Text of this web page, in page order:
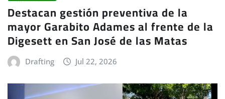
Destacan gestión preventiva de la
mayor Garabito Adames al frente de la
Digesett en San José de las Matas
Drafting Jul 22, 2026